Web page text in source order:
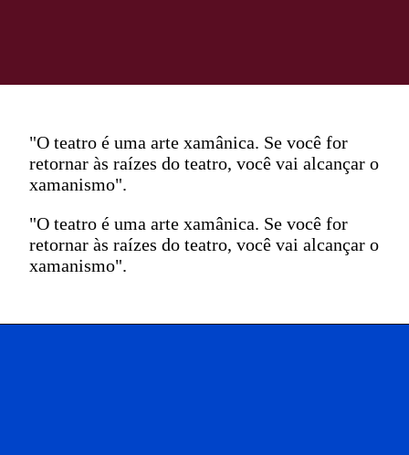
"O teatro é uma arte xamânica. Se você for
retornar às raízes do teatro, você vai alcançar o
xamanismo".
"O teatro é uma arte xamânica. Se você for
retornar às raízes do teatro, você vai alcançar o
xamanismo".